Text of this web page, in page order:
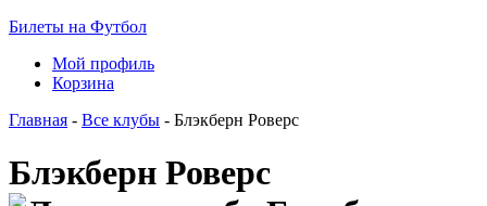
Билеты на Футбол
Мой профиль
Корзина
Главная - Все клубы - Блэкберн Роверс
Блэкберн Роверс